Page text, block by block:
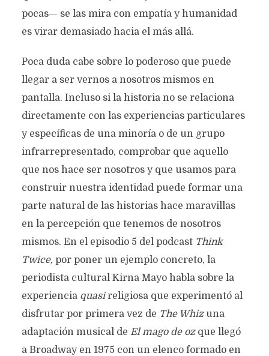
pocas— se las mira con empatía y humanidad
es virar demasiado hacia el más allá.
Poca duda cabe sobre lo poderoso que puede
llegar a ser vernos a nosotros mismos en
pantalla. Incluso si la historia no se relaciona
directamente con las experiencias particulares
y específicas de una minoría o de un grupo
infrarrepresentado, comprobar que aquello
que nos hace ser nosotros y que usamos para
construir nuestra identidad puede formar una
parte natural de las historias hace maravillas
en la percepción que tenemos de nosotros
mismos. En el episodio 5 del podcast Think
Twice,por poner un ejemplo concreto, la
periodista cultural Kirna Mayo habla sobre la
experiencia quasireligiosa que experimentó al
disfrutar por primera vez de The Whizuna
adaptación musical de El mago de oz que llegó
a Broadway en 1975 con un elenco formado en